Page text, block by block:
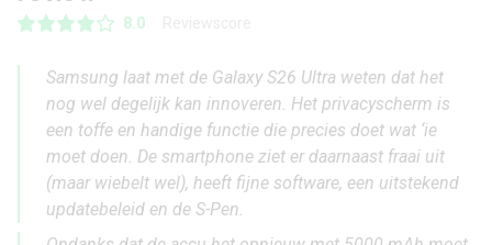
8.0
Samsung laat met de Galaxy S26 Ultra weten dat het
nog wel degelijk kan innoveren. Het privacyscherm is
een toffe en handige functie die precies doet wat ‘ie
moet doen. De smartphone ziet er daarnaast fraai uit
(maar wiebelt wel), heeft fijne software, een uitstekend
updatebeleid en de S-Pen.